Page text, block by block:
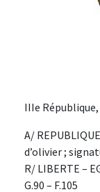
IIIe
A/
d’olivier ;
R/ LIBERTE –
G.90 – F.105